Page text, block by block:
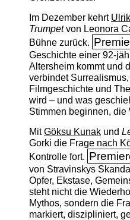
Im Dezember kehrt
Trumpetvon Leonora
Bühne zurück.
Geschichte einer 92-
Altersheim kommt und
verbindet
Filmgeschichte und
wird – und was
Stimmen beginnen, die
MitGöksu Kunakund
Gorki die Frage nach
Kontrolle fort.
von Stravinskys
Opfer, Ekstase,
steht nicht die
Mythos, sondern die
markiert, diszipliniert,